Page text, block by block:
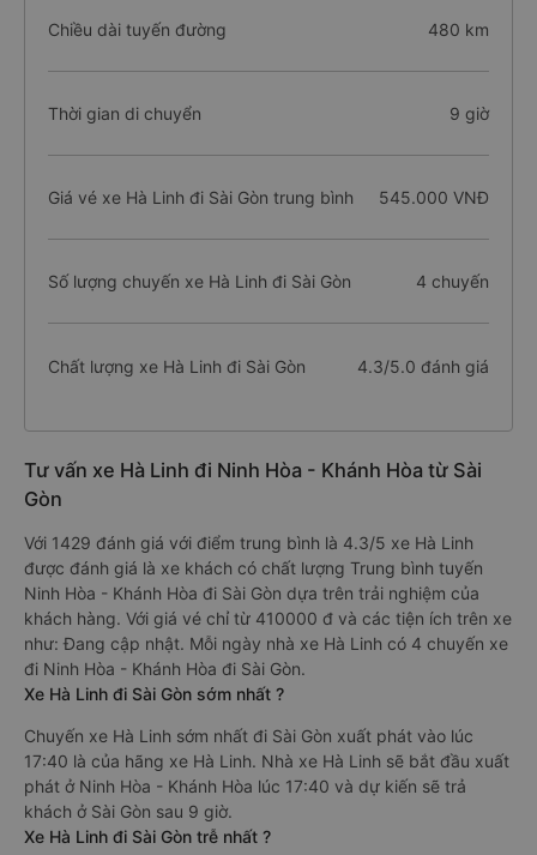
Chiều dài tuyến đường 480 km
Thời gian di chuyển 9 giờ
Giá vé xe Hà Linh đi Sài Gòn trung bình 545.000 VNĐ
Số lượng chuyến xe Hà Linh đi Sài Gòn 4 chuyến
Chất lượng xe Hà Linh đi Sài Gòn 4.3/5.0 đánh giá
Tư vấn xe Hà Linh đi Ninh Hòa - Khánh Hòa từ Sài
Gòn
Với 1429 đánh giá với điểm trung bình là 4.3/5 xe Hà Linh
được đánh giá là xe khách có chất lượng Trung bình tuyến
Ninh Hòa - Khánh Hòa đi Sài Gòn dựa trên trải nghiệm của
khách hàng. Với giá vé chỉ từ 410000 đ và các tiện ích trên xe
như: Đang cập nhật. Mỗi ngày nhà xe Hà Linh có 4 chuyến xe
đi Ninh Hòa - Khánh Hòa đi Sài Gòn.
Xe Hà Linh đi Sài Gòn sớm nhất ?
Chuyến xe Hà Linh sớm nhất đi Sài Gòn xuất phát vào lúc
17:40 là của hãng xe Hà Linh. Nhà xe Hà Linh sẽ bắt đầu xuất
phát ở Ninh Hòa - Khánh Hòa lúc 17:40 và dự kiến sẽ trả
khách ở Sài Gòn sau 9 giờ.
Xe Hà Linh đi Sài Gòn trễ nhất ?